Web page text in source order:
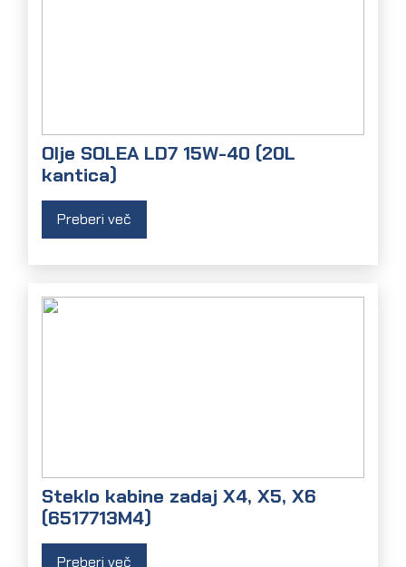
Olje SOLEA LD7 15W-40 (20L
kantica)
Preberi več
Steklo kabine zadaj X4, X5, X6
(6517713M4)
Preberi več